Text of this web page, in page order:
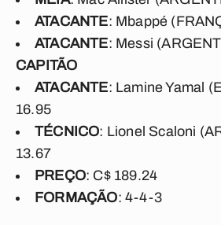
ATACANTE: Mbappé
ATACANTE: Messi
CAPITÃO
ATACANTE: Lamine Yamal
16.95
TÉCNICO: Lionel Scaloni
13.67
PREÇO: C$ 189.24
FORMAÇÃO: 4-4-3